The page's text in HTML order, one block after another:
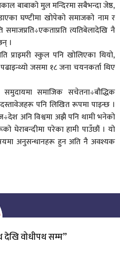
बाबाको मुल मन्दिरमा सबैभन्दा जेष्ठ,
घण्टीमा खोपेको समाजको नाम र
त्यतिबेलादेखि नै
।
प्राइमरी स्कुल पनि खोलिएका थियो,
जसमा १८ जना चयनकर्ता थिए
समाजिक सचेतना÷बौद्धिक
पनि लिखित रूपमा पाइन्छ ।
अनि विश्वमा अझै पनि थामी भनेको
घेराबन्दीमा परेका हामी पाउँछौं । यो
अनुसन्धानहरू हुन अति नै अवश्यक
देखि वोधीपथ सम्म”